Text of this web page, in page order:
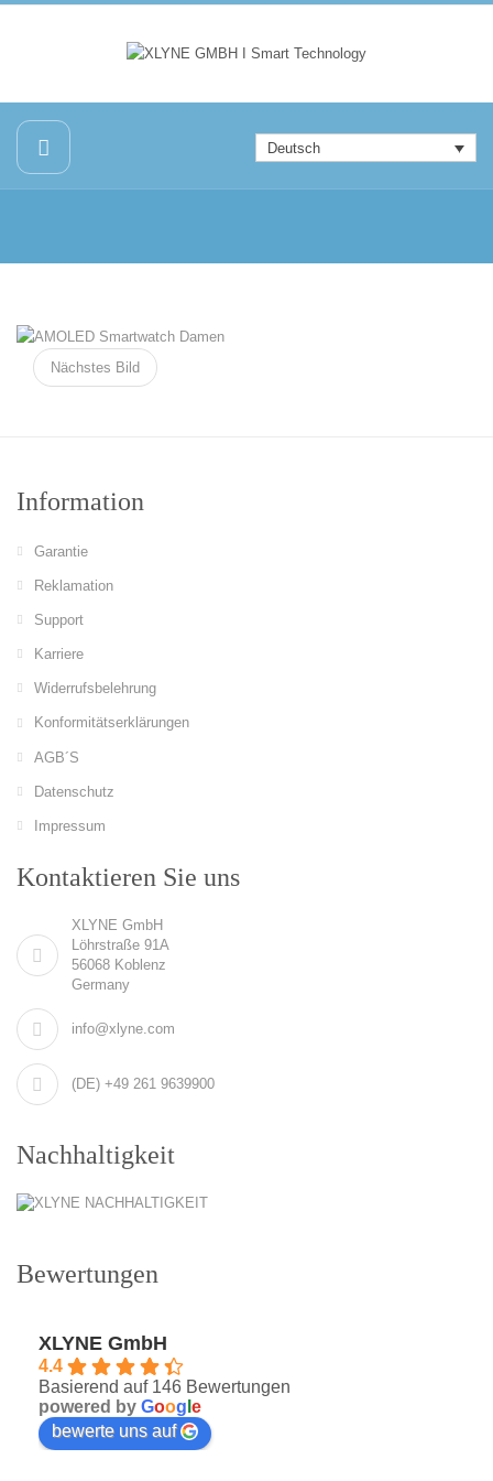
Deutsch
Nächstes Bild
Information
Garantie
Reklamation
Support
Karriere
Widerrufsbelehrung
Konformitätserklärungen
AGB´S
Datenschutz
Impressum
Kontaktieren Sie uns
XLYNE GmbH
Löhrstraße 91A
56068 Koblenz
Germany
info@xlyne.com
(DE) +49 261 9639900
Nachhaltigkeit
Bewertungen
XLYNE GmbH
4.4
Basierend auf 146 Bewertungen
powered by Goog e
bewerte uns auf